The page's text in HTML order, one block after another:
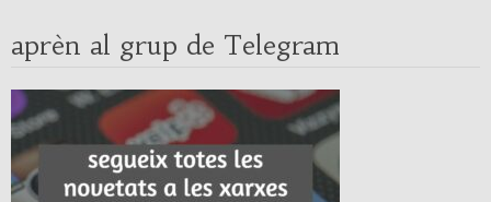
aprèn al grup de Telegram